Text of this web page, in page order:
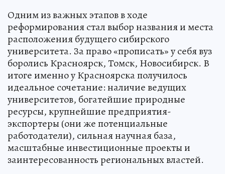
Одним из важных этапов в ходе
реформирования стал выбор названия и места
расположения будущего сибирского
университета. За право «прописать» у себя вуз
боролись Красноярск, Томск, Новосибирск. В
итоге именно у Красноярска получилось
идеальное сочетание: наличие ведущих
университетов, богатейшие природные
ресурсы, крупнейшие предприятия-
экспортеры (они же потенциальные
работодатели), сильная научная база,
масштабные инвестиционные проекты и
заинтересованность региональных властей.